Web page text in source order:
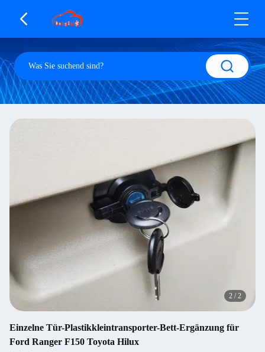
2 /2
Einzelne Tür-Plastikkleintransporter-Bett-Ergänzung für
Ford Ranger F150 Toyota Hilux